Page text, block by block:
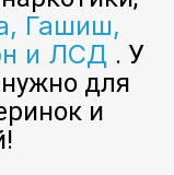
Гашиш,
и ЛСД . У
для
и